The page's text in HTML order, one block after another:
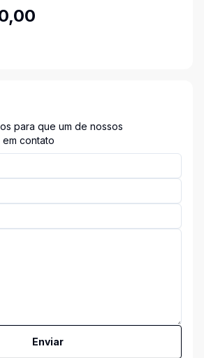
para que um de nossos
contato
Enviar